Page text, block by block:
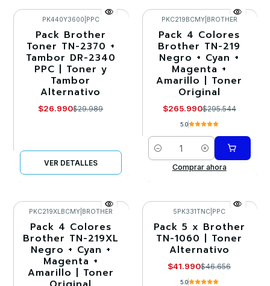
-10%
Agotado
PK440Y3600 PPC
Pack Brother
Toner TN-2370 +
Tambor DR-2340
PPC | Toner y
Tambor
Alternativo
$26.990$29.989
VER DETALLES
-10%
PKC219BCMY| BROTHER
Pack 4 Colores
Brother TN-219
Negro + Cyan +
Magenta +
Amarillo | Toner
Original
$265.990$295.544
5.0
Cantidad
Comprar ahora
-10%
PKC219XLBCMY| BROTHER
Pack 4 Colores
Brother TN-219XL
Negro + Cyan +
Magenta +
Amarillo | Toner
-10%
5PK331TNC PPC
Pack 5 x Brother
TN-1060 | Toner
Alternativo
$41.990$46.656
5.0